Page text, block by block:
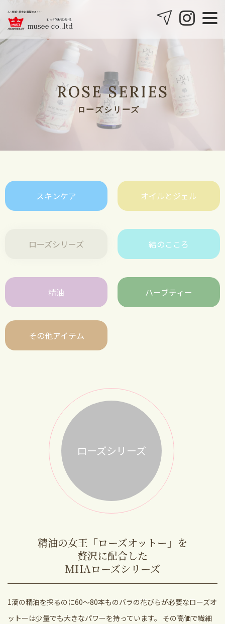
Musee2
COMPANY 会社案内
BLOG ブログ
CONTACT
06-6476-9711
ROSE SERIES
ローズシリーズ
スキンケア オイルとジェル
ローズシリーズ 結のこころ
精油 ハーブティー
その他アイテム
ローズシリーズ
精油の女王「ローズオットー」を
贅沢に配合した
MHAローズシリーズ
1滴の精油を採るのに60～80本ものバラの花びらが必要なローズオ
ットーは少量でも大きなパワーを持っています。
その高価で繊細